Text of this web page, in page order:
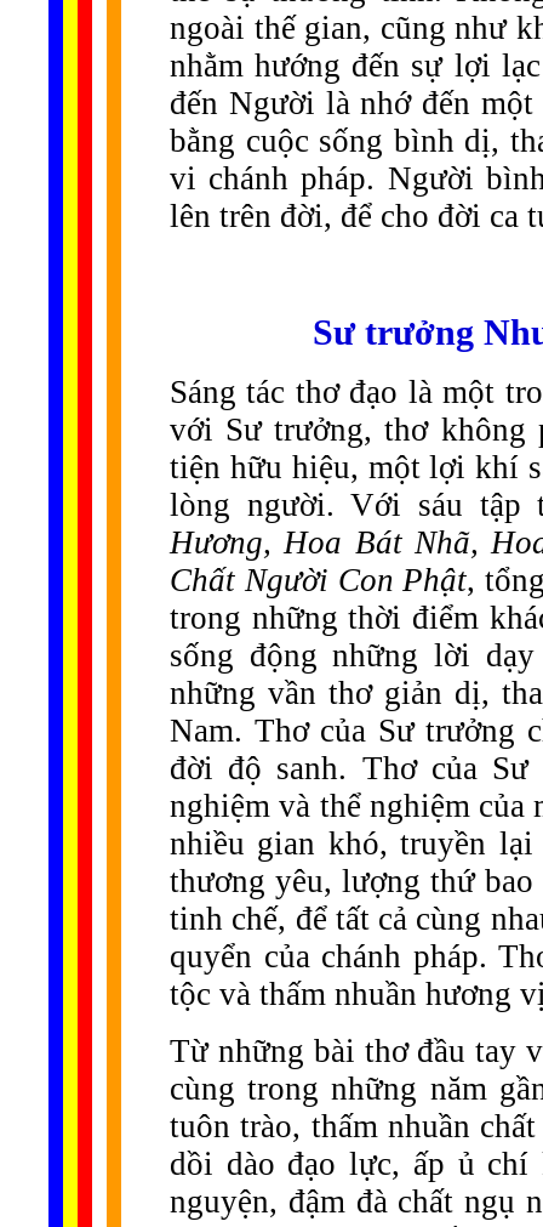
ngoài thế gian, cũng như
nhằm hướng đến sự lợi
đến Người là nhớ đến
bằng cuộc sống bình dị,
vi chánh pháp. Người
lên trên đời, để cho đời ca
Sư trưởng
Sáng tác thơ đạo là một
với Sư trưởng, thơ không
tiện hữu hiệu, một lợi khí
lòng người. Với sáu
Hương, Hoa Bát Nhã,
Chất Người Con Phật,
trong những thời điểm
sống động những lời
những vần thơ giản dị,
Nam. Thơ của Sư trưởng
đời độ sanh. Thơ của
nghiệm và thể nghiệm
nhiều gian khó, truyền
thương yêu, lượng thứ bao
tinh chế, để tất cả cùng
quyển của chánh pháp.
tộc và thấm nhuần hương
Từ những bài thơ đầu tay
cùng trong những năm
tuôn trào, thấm nhuần
dồi dào đạo lực, ấp ủ
nguyện, đậm đà chất ngụ